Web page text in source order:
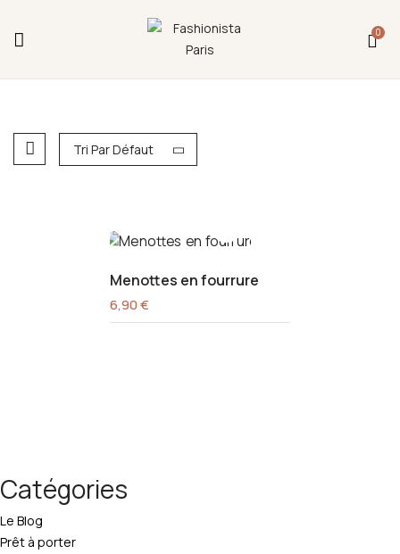
0
Tri Par Défaut
Menottes en fourrure
6,90€
Catégories
Le Blog
Prêt à porter
Fermeture annuelle du 17 juillet 16h au 12 août.
L'ajout au panier est indisponible et aucune
commande ni remise en main propre ne sera